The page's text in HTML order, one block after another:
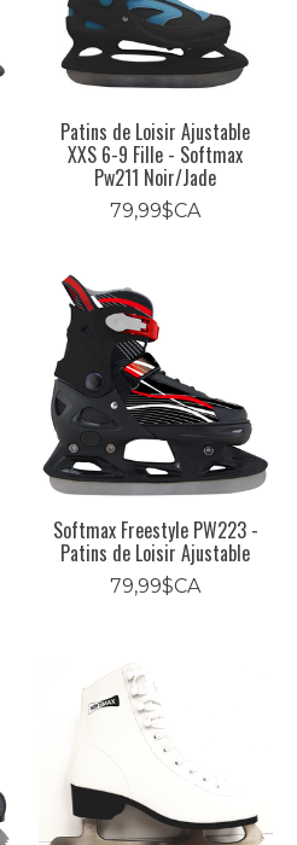
Patins de Loisir Ajustable
XXS 6-9 Fille - Softmax
Pw211 Noir/Jade
79,99$CA
Softmax Freestyle PW223 -
Patins de Loisir Ajustable
79,99$CA